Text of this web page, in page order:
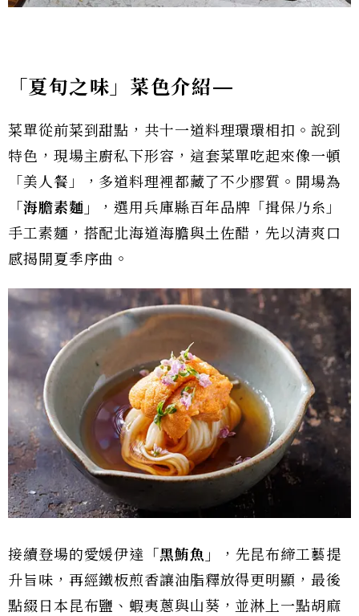
「夏旬之味」菜色介紹—
菜單從前菜到甜點，共十一道料理環環相扣。說到
特色，現場主廚私下形容，這套菜單吃起來像一頓
「美人餐」，多道料理裡都藏了不少膠質。開場為
「海膽素麵」
，選用兵庫縣百年品牌「揖保乃糸」
手工素麵，搭配北海道海膽與土佐醋，先以清爽口
感揭開夏季序曲。
接續登場的愛媛伊達 「黑鮪魚」
，先昆布締工藝提
升旨味，再經鐵板煎香讓油脂釋放得更明顯，最後
點綴日本昆布鹽、蝦夷蔥與山葵，並淋上一點胡麻